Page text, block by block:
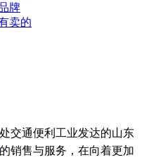
牌
卖的
通便利工业发达的山东
的销售与服务，在向着更加